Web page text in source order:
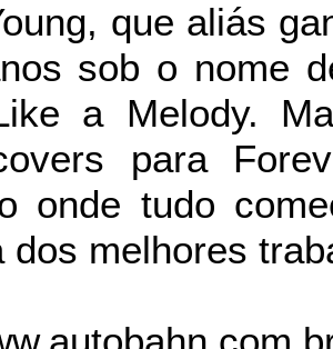
que aliás
sob o nome
a Melody.
para
onde tudo
dos melhores